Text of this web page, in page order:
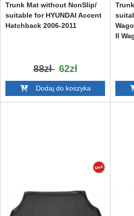
Trunk Mat without NonSlip/
suitable for HYUNDAI Accent
Hatchback 2006-2011
88zł 62zł
Dodaj do koszyka
II